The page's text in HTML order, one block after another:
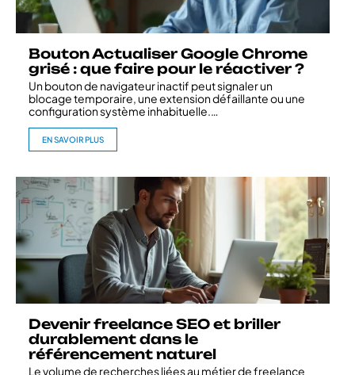
Bouton Actualiser Google Chrome
grisé : que faire pour le réactiver ?
Un bouton de navigateur inactif peut signaler un
blocage temporaire, une extension défaillante ou une
configuration système inhabituelle.…
EN SAVOIR PLUS
Devenir freelance SEO et briller
durablement dans le
référencement naturel
Le volume de recherches liées au métier de freelance